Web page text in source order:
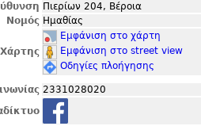
Πιερίων 204, Βέροια
Νομός Ημαθίας
Χάρτης
Εμφάνιση στο χάρτη
Εμφάνιση στο street view
Οδηγίες πλοήγησης
2331028020